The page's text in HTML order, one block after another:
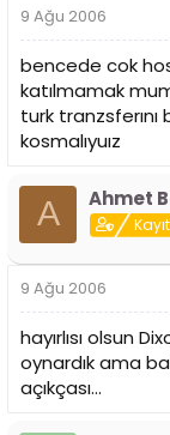
9 Ağu 2006
bencede cok hos
katılmamak
turk tranzsferını
kosmalıyuız
A Ahmet
9 Ağu 2006
hayırlısı olsun
oynardık ama
açıkçası...